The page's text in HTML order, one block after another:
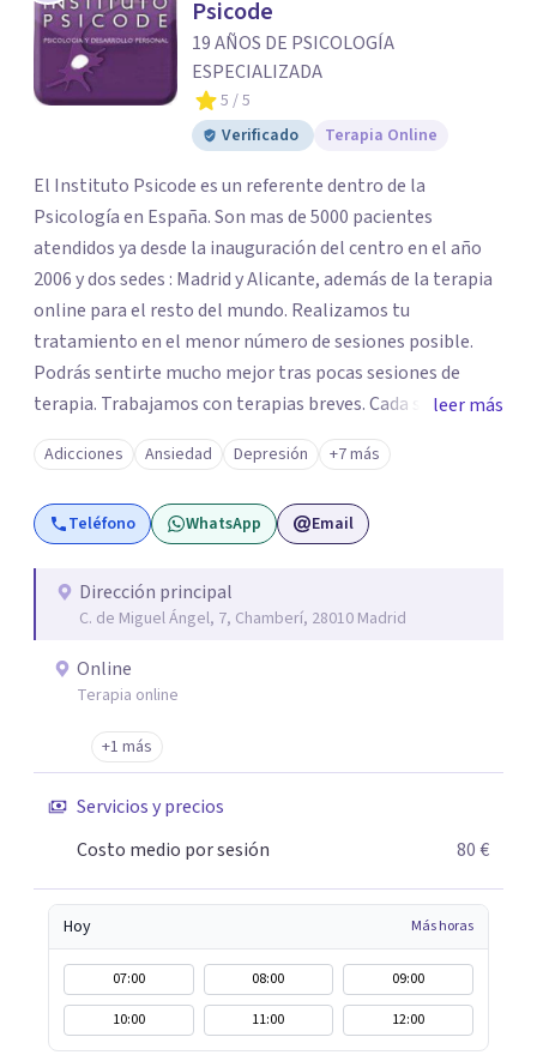
Psicode
19 AÑOS DE PSICOLOGÍA
ESPECIALIZADA
5 / 5
Verificado
Terapia Online
El Instituto Psicode es un referente dentro de la
Psicología en España. Son mas de 5000 pacientes
atendidos ya desde la inauguración del centro en el año
2006 y dos sedes : Madrid y Alicante, además de la terapia
online para el resto del mundo. Realizamos tu
tratamiento en el menor número de sesiones posible.
Podrás sentirte mucho mejor tras pocas sesiones de
terapia. Trabajamos con terapias breves. Cada sesión de
terapia te resultará de utilidad y te ayudará a conseguir
tus objetivos. Entre nuestras especialidades destaca la
terapia de pareja y sexual, así como el tratamiento de
problemas emocionales, obsesiones, ansiedad , estrés,
además con un servicio de hipnosis regresiva para el
trabajo de "Terapia del Alma".
leer más
Adicciones Ansiedad Depresión +7 más
Teléfono WhatsApp Email
Dirección principal
C. de Miguel Ángel, 7, Chamberí, 28010 Madrid
Online
Terapia online
+1 más
Servicios y precios
Costo medio por sesión
80 €
Hoy Más horas
07:00 08:00
09:00
10:00
11:00 12:00